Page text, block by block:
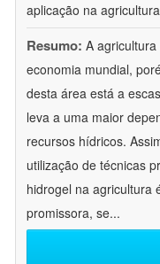
aplicação na agricultura
Resumo: A
economia mundial,
desta área está a
leva a uma maior
recursos hídricos.
utilização de técnicas
hidrogel na agricultura
promissora, se...